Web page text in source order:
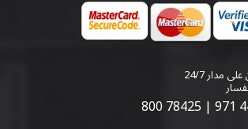
مدار 24/7
800 78425 | 971